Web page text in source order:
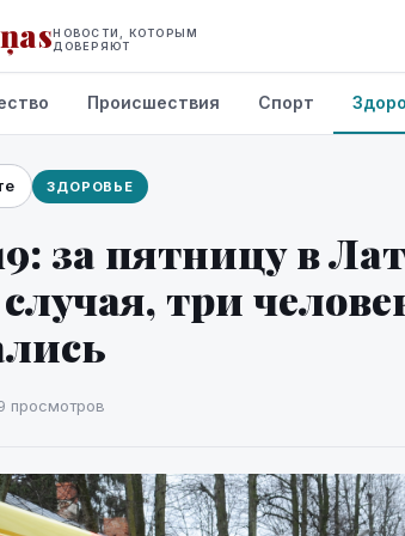
НОВОСТИ, КОТОРЫМ
ДОВЕРЯЮТ
Происшествия Спорт
ЗДОРОВЬЕ
за пятницу в
три
просмотров